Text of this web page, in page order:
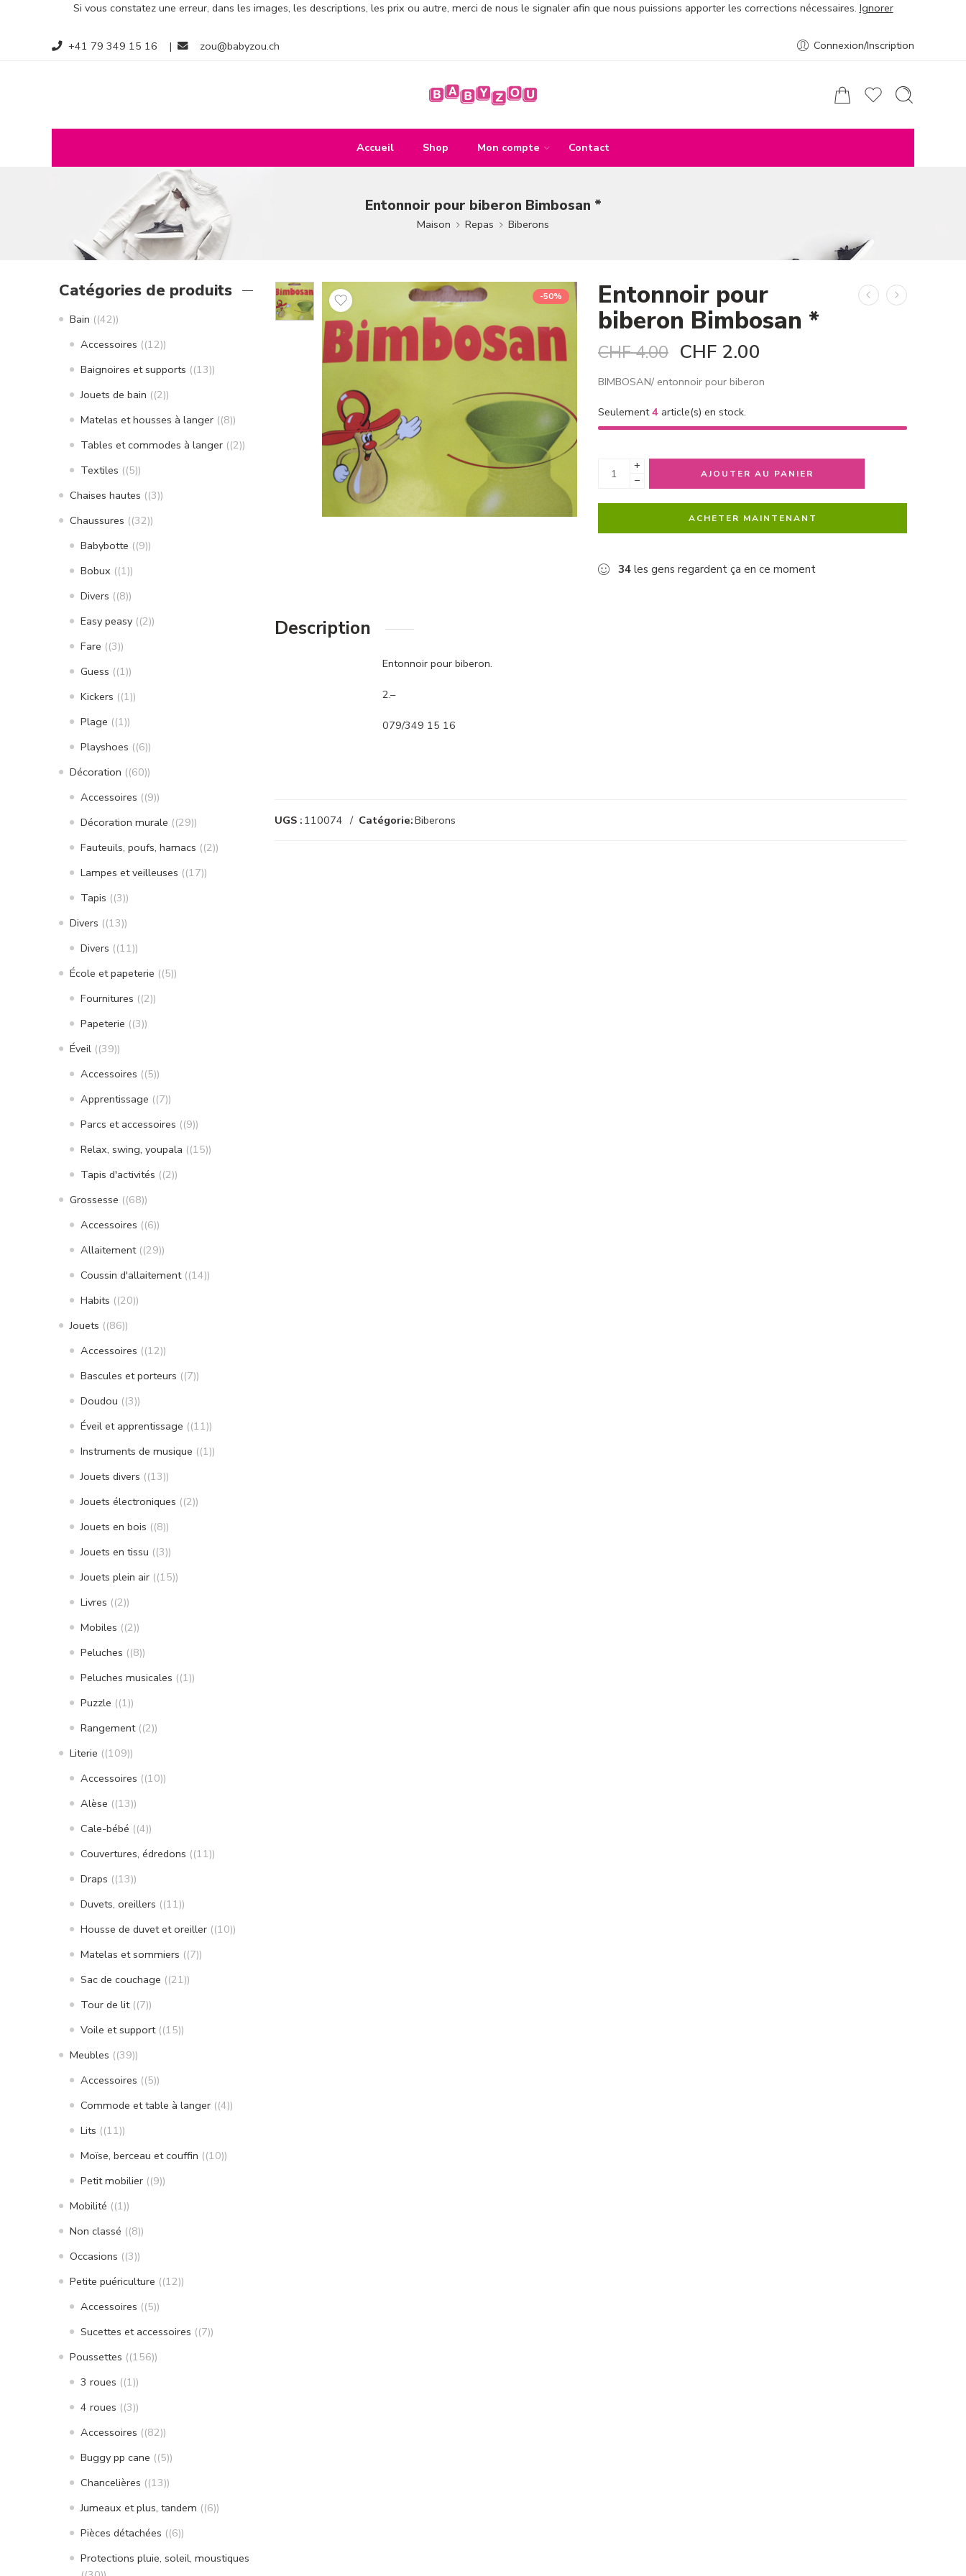
Si vous constatez une erreur, dans les images, les descriptions, les prix ou autre, merci de nous le signaler afin que nous puissions apporter les corrections nécessaires. Ignorer
+41 79 349 15 16 | zou@babyzou.ch Connexion/Inscription
Accueil Shop Mon compte Contact
Entonnoir pour biberon Bimbosan *
Maison Repas Biberons
-50% Entonnoir pour
biberon Bimbosan *
CHF4.00 CHF 2.00
BIMBOSAN/ entonnoir pour biberon
Seulement4 article(s) en stock.
+
−
AJOUTER AU PANIER
ACHETER MAINTENANT
34 les gens regardent ça en ce moment
Description
Entonnoir pour biberon.
2.–
079/349 15 16
UGS : 110074 Catégorie:Biberons
Catégories de produits
Bain (42)
Accessoires (12)
Baignoires et supports (13)
Jouets de bain (2)
Matelas et housses à langer (8)
Tables et commodes à langer (2)
Textiles (5)
Chaises hautes (3)
Chaussures (32)
Babybotte (9)
Bobux (1)
Divers (8)
Easy peasy (2)
Fare (3)
Guess (1)
Kickers (1)
Plage (1)
Playshoes (6)
Décoration (60)
Accessoires (9)
Décoration murale (29)
Fauteuils, poufs, hamacs (2)
Lampes et veilleuses (17)
Tapis (3)
Divers (13)
Divers (11)
École et papeterie (5)
Fournitures (2)
Papeterie (3)
Éveil (39)
Accessoires (5)
Apprentissage (7)
Parcs et accessoires (9)
Relax, swing, youpala (15)
Tapis d'activités (2)
Grossesse (68)
Accessoires (6)
Allaitement (29)
Coussin d'allaitement (14)
Habits (20)
Jouets (86)
Accessoires (12)
Bascules et porteurs (7)
Doudou (3)
Éveil et apprentissage (11)
Instruments de musique (1)
Jouets divers (13)
Jouets électroniques (2)
Jouets en bois (8)
Jouets en tissu (3)
Jouets plein air (15)
Livres (2)
Mobiles (2)
Peluches (8)
Peluches musicales (1)
Puzzle (1)
Rangement (2)
Literie (109)
Accessoires (10)
Alèse (13)
Cale-bébé (4)
Couvertures, édredons (11)
Draps (13)
Duvets, oreillers (11)
Housse de duvet et oreiller (10)
Matelas et sommiers (7)
Sac de couchage (21)
Tour de lit (7)
Voile et support (15)
Meubles (39)
Accessoires (5)
Commode et table à langer (4)
Lits (11)
Moïse, berceau et couffin (10)
Petit mobilier (9)
Mobilité (1)
Non classé (8)
Occasions (3)
Petite puériculture (12)
Accessoires (5)
Sucettes et accessoires (7)
Poussettes (156)
3 roues (1)
4 roues (3)
Accessoires (82)
Buggy pp cane (5)
Chancelières (13)
Jumeaux et plus, tandem (6)
Pièces détachées (6)
Protections pluie, soleil, moustiques